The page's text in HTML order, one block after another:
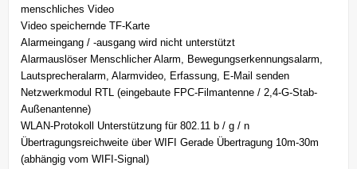
menschliches Video
Video speichernde TF-Karte
Alarmeingang / -ausgang wird nicht unterstützt
Alarmauslöser Menschlicher Alarm, Bewegungserkennungsalarm,
Lautsprecheralarm, Alarmvideo, Erfassung, E-Mail senden
Netzwerkmodul RTL (eingebaute FPC-Filmantenne / 2,4-G-Stab-
Außenantenne)
WLAN-Protokoll Unterstützung für 802.11 b / g / n
Übertragungsreichweite über WIFI Gerade Übertragung 10m-30m
(abhängig vom WIFI-Signal)